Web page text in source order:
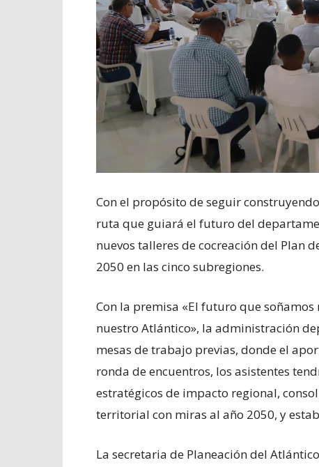
Con el propósito de seguir
ruta que guiará el futuro del
nuevos talleres de cocreación del Plan
2050 en las cinco subregiones.
Con la premisa «El futuro que
nuestro Atlántico», la administración
mesas de trabajo previas, donde el
ronda de encuentros, los asistentes
estratégicos de impacto regional,
territorial con miras al año 2050, y
La secretaria de Planeación del